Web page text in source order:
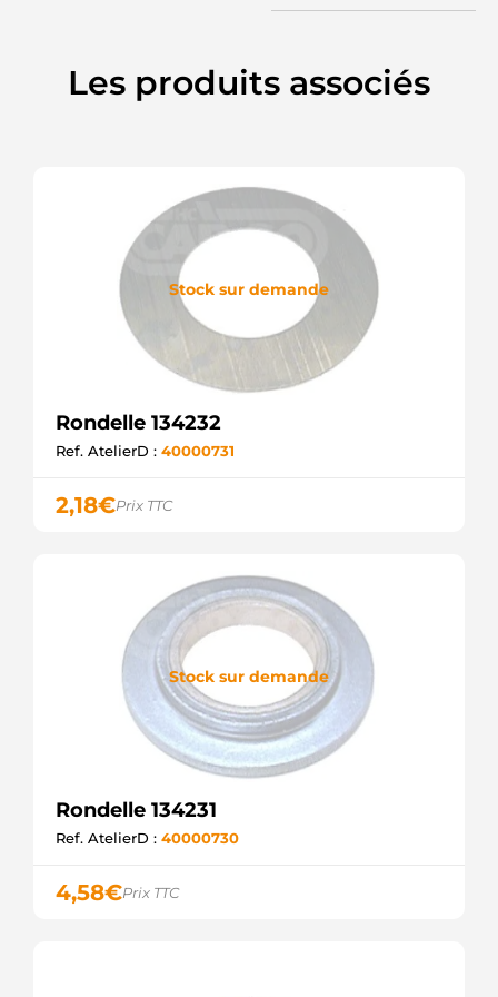
Les produits associés
Stock sur demande
Rondelle 134232
Ref. AtelierD : 40000731
2,18€Prix TTC
Stock sur demande
Rondelle 134231
Ref. AtelierD : 40000730
4,58€Prix TTC